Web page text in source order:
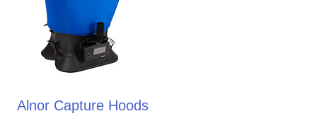
Alnor Capture Hoods